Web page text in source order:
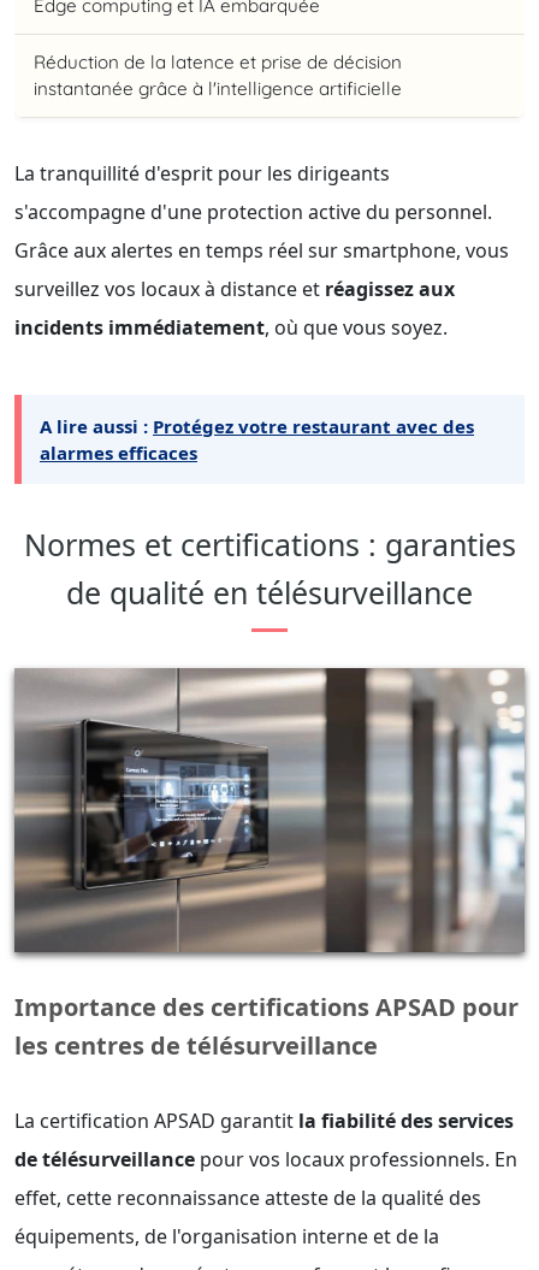
Edge computing et IA embarquée
Réduction de la latence et prise de décision
instantanée grâce à l'intelligence artificielle
La tranquillité d'esprit pour les dirigeants
s'accompagne d'une protection active du personnel.
Grâce aux alertes en temps réel sur smartphone, vous
surveillez vos locaux à distance et réagissez aux
incidents immédiatement, où que vous soyez.
A lire aussi : Protégez votre restaurant avec des
alarmes efficaces
Normes et certifications : garanties
de qualité en télésurveillance
Importance des certifications APSAD pour
les centres de télésurveillance
La certification APSAD garantit la fiabilité des services
de télésurveillance pour vos locaux professionnels. En
effet, cette reconnaissance atteste de la qualité des
équipements, de l'organisation interne et de la